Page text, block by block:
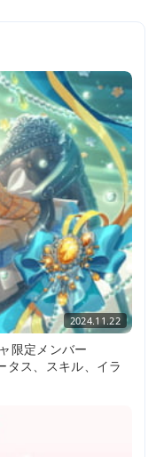
2024.11.22
限定メンバー
ス、スキル、イラ